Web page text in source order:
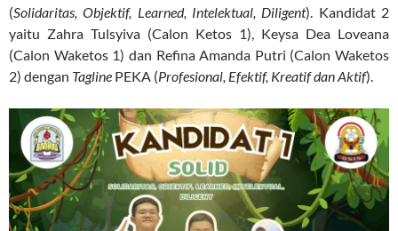
(Solidaritas, Objektif, Learned, Intelektual, Diligent). Kandidat 2
yaitu Zahra Tulsyiva (Calon Ketos 1), Keysa Dea Loveana
(Calon Waketos 1) dan Refina Amanda Putri (Calon Waketos
2) dengan Tagline PEKA (Profesional, Efektif, Kreatif dan Aktif).